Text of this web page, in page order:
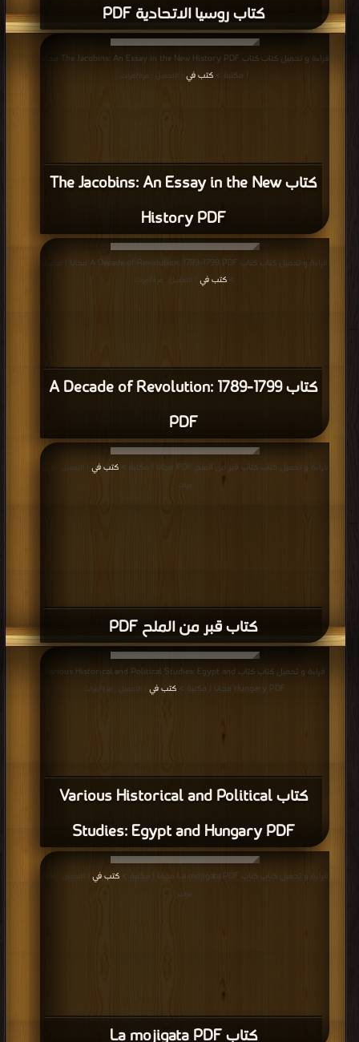
كتاب روسيا الاتحادية PDF
كتاب The Jacobins: An Essay in the New
History PDF
| مكتبة > كتب في | التحميل : مرة/مرات
كتاب A Decade of Revolution: 1789-1799
PDF
قراءة و تحميل كتاب كتاب A Decade of Revolution: 1789-1799 PDF مجانا | مكتبة
> كتب في | التحميل : مرة/مرات
كتاب قبر من الملح PDF
قراءة و تحميل كتاب كتاب قبر من الملح PDF مجانا | مكتبة > كتب في | التحميل : مرة/
مرات
كتاب Various Historical and Political
Studies: Egypt and Hungary PDF
قراءة و تحميل كتاب كتاب Various Historical and Political Studies: Egypt and
Hungary PDF مجانا | مكتبة >
كتب في | التحميل : مرة/مرات
قراءة و تحميل كتاب كتاب La mojigata PDF مجانا | مكتبة > كتب في
| التحميل : مرة/
مرات